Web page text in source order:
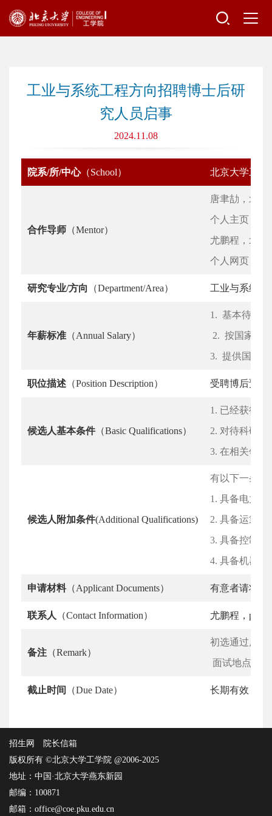
工业与系统工程方向招聘博士后研
究人员启事
2024.11.08
院系/所/中心（School） 北京大学工
合作导师 （Mentor）
唐聿劼，北
个人主页：
尤鹏程，北京
个人网页：
研究专业/方向 （Department/Area） 工业与系统工
年薪标准 （Annual Salary）
1. 基本待遇
2. 按国家和
3. 提供国内外
职位描述 （Position Description） 受聘博后预期
候选人基本条件（Basic Qualifications）
1. 已经获得
2. 对待科研
3. 在相关领
候选人附加条件(Additional Qualifications)
有以下一条或
1. 具备电力
2. 具备运筹
3. 具备控制
4. 具备机器
申请材料（Applicant Documents） 有意者请将
联系人 （Contact Information） 尤鹏程，
备注 （Remark）
初选通过后邮
面试地点：
截止时间 （Due Date） 长期有效
招生网
院长信箱
版权所有 ©北京大学工学院 @2006-2025
地址：中国·北京大学燕东新园
邮编：100871
邮箱：office@coe.pku.edu.cn